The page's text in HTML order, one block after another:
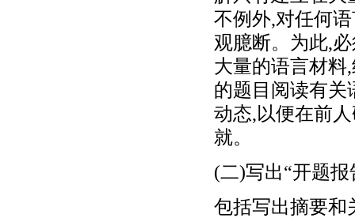
不例外,对任何
观臆断。为此,
大量的语言材料
的题目阅读有关
动态,以便在前
就。
(二)写出“开题报
包括写出摘要和